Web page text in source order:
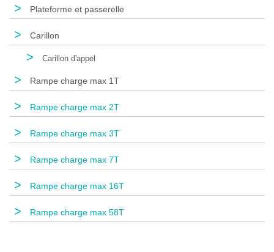
> Plateforme et passerelle
> Carillon
> Carillon d'appel
> Rampe charge max 1T
> Rampe charge max 2T
> Rampe charge max 3T
> Rampe charge max 7T
> Rampe charge max 16T
> Rampe charge max 58T